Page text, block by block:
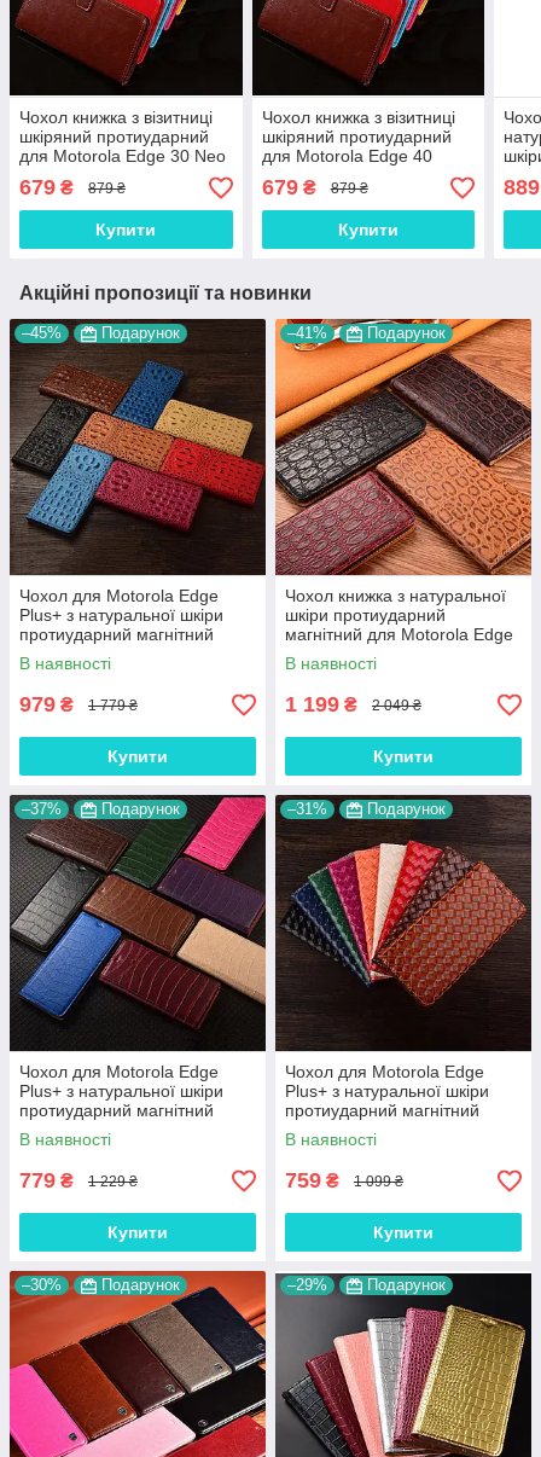
Чохол книжка з візитниці
шкіряний протиударний
для Motorola Edge 30 Neo
"BENTYAGA"
679 ₴ 879 ₴
Купити
Чохол книжка з візитниці
шкіряний протиударний
для Motorola Edge 40
"BENTYAGA"
679₴ 879 ₴
Купити
889
Акційні пропозиції та новинки
–45% Подарунок
Чохол для Motorola Edge
Plus+ з натуральної шкіри
протиударний магнітний
книжка з підставкою
"CROCOHEAD"
В наявності
979 ₴ 1 779 ₴
Купити
–41% Подарунок
Чохол книжка з натуральної
шкіри протиударний
магнітний для Motorola Edge
Plus+ "JACOSA"
В наявності
1 199 ₴ 2 049 ₴
Купити
–37% Подарунок
Чохол для Motorola Edge
Plus+ з натуральної шкіри
протиударний магнітний
книжка з підставкою "LUXOR"
В наявності
779 ₴ 1 229 ₴
Купити
–31% Подарунок
Чохол для Motorola Edge
Plus+ з натуральної шкіри
протиударний магнітний
книжка з підставкою
"VENETTA"
В наявності
759 ₴ 1 099 ₴
Купити
–30% Подарунок –29% Подарунок